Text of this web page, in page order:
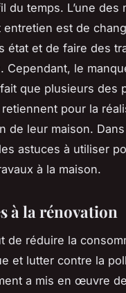
du temps. L’une des
entretien est de
état et de faire des
Cependant, le
que plusieurs des
pour la
de leur maison.
astuces à utiliser
à la maison.
à la rénovation
de réduire la
et lutter contre la
a mis en œuvre